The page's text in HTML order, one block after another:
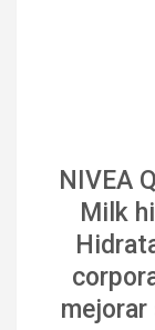
NIVEA
Milk